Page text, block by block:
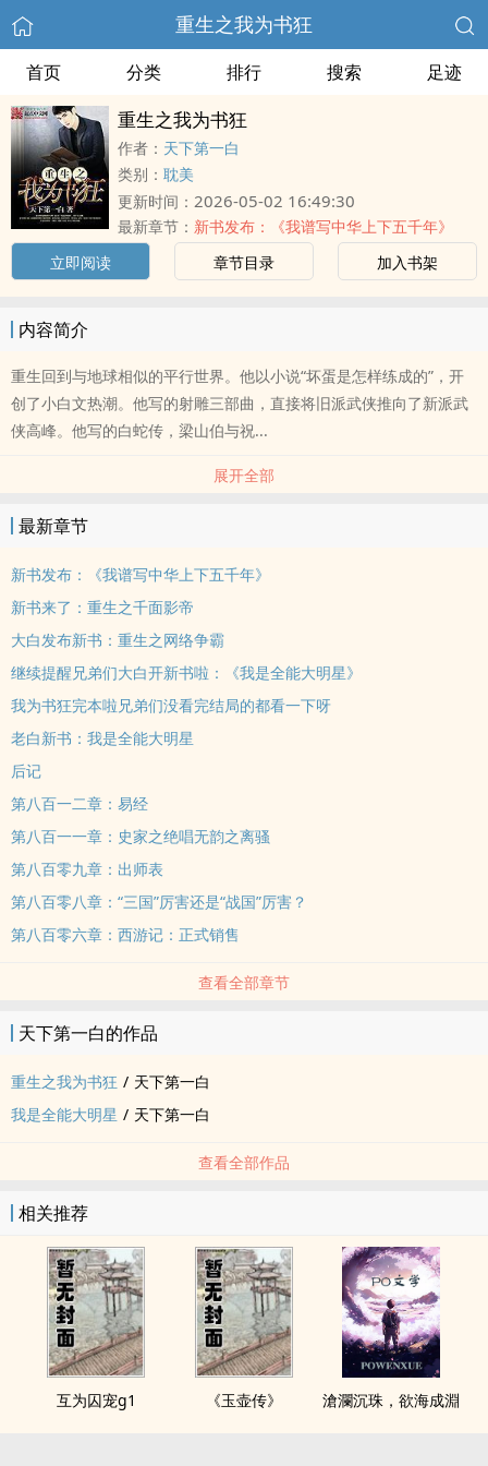
重生之我为书狂
首页 分类 排行 搜索 足迹
重生之我为书狂
作者： 天下第一白
类别： 耽美
更新时间： 2026-05-02 16:49:30
最新章节： 新书发布：《我谱写中华上下五千年》
立即阅读
章节目录 加入书架
内容简介
重生回到与地球相似的平行世界。他以小说“坏蛋是怎样练成的”，开
创了小白文热潮。他写的射雕三部曲，直接将旧派武侠推向了新派武
侠高峰。他写的白蛇传，梁山伯与祝...
展开全部
最新章节
新书发布：《我谱写中华上下五千年》
新书来了：重生之千面影帝
大白发布新书：重生之网络争霸
继续提醒兄弟们大白开新书啦：《我是全能大明星》
我为书狂完本啦兄弟们没看完结局的都看一下呀
老白新书：我是全能大明星
后记
第八百一二章：易经
第八百一一章：史家之绝唱无韵之离骚
第八百零九章：出师表
第八百零八章：“三国”厉害还是“战国”厉害？
第八百零六章：西游记：正式销售
查看全部章节
天下第一白的作品
重生之我为书狂 / 天下第一白
我是全能大明星 / 天下第一白
查看全部作品
相关推荐
互为囚宠g1 《玉壶传》 滄瀾沉珠，欲海成淵